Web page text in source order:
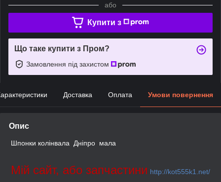
або
Купити з
Що таке купити з Пром?
Замовлення під захистом
Доставка Оплата Умови повернення
Опис
Шпонки колінвала Дніпро мала
Мій сайт, або запчастини http://kot555k1.net/